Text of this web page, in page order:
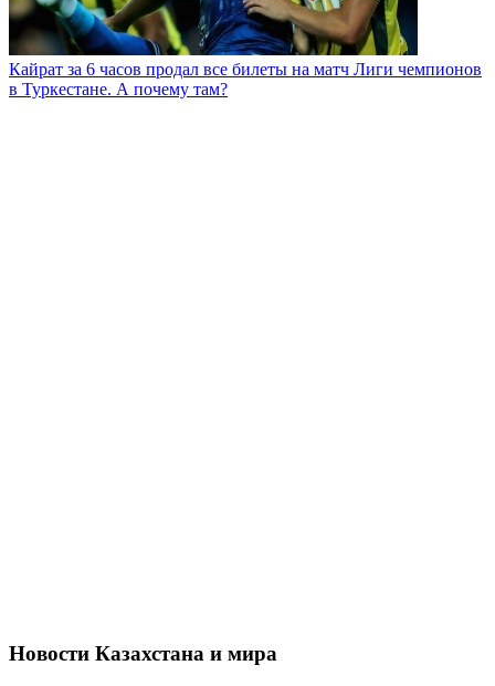
Кайрат за 6 часов продал все билеты на матч Лиги чемпионов
в Туркестане. А почему там?
Новости Казахстана и мира